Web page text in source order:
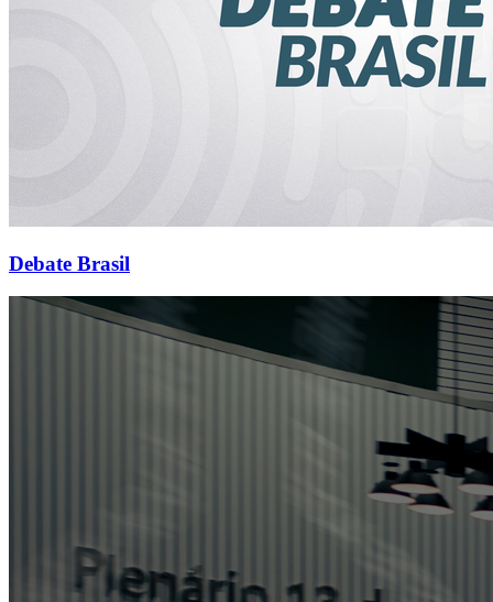
Debate Brasil